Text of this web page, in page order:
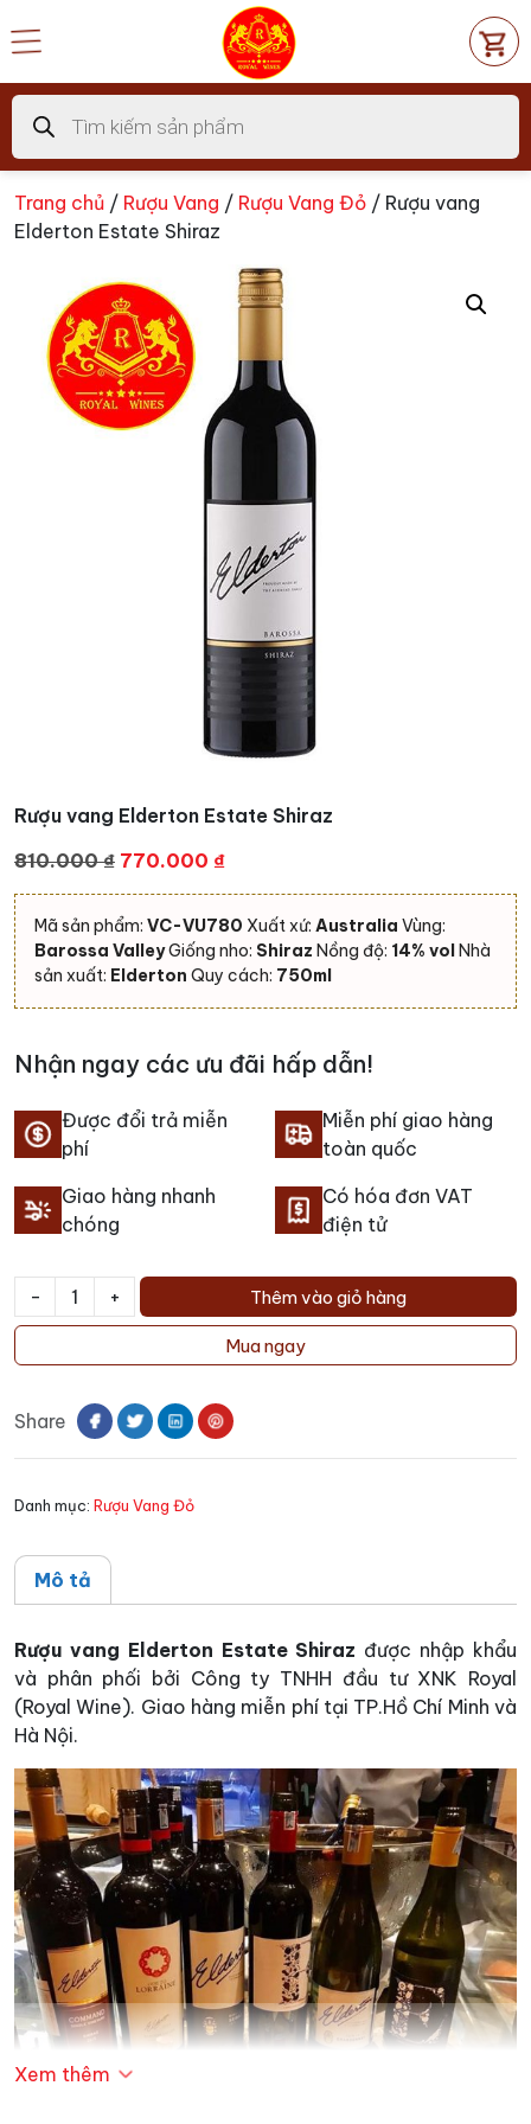
đến
dung
Tìm
kiếm
sản
phẩm
Trang chủ / Rượu Vang / Rượu Vang Đỏ / Rượu vang
Elderton Estate Shiraz
Rượu vang Elderton Estate Shiraz
810.000₫ Giá
gốc
là:
810.000 ₫.
770.000 ₫Giá
hiện
tại
là:
770.000 ₫.
Mã sản phẩm: VC-VU780 Xuất xứ: Australia Vùng:
Barossa ValleyGiống nho: Shiraz Nồng độ: 14% volNhà
sản xuất: Elderton Quy cách: 750ml
Nhận ngay các ưu đãi hấp dẫn!
Được đổi trả miễn
phí
Miễn phí giao hàng
toàn quốc
Giao hàng nhanh
chóng
Có hóa đơn VAT
điện tử
-
Rượu
Elderton
Shiraz
+ Thêm vào giỏ hàng
Mua ngay
Share
Danh mục: Rượu Vang Đỏ
Mô tả
Rượu vang Elderton Estate Shiraz được nhập khẩu
và phân phối bởi Công ty TNHH đầu tư XNK Royal
(Royal Wine). Giao hàng miễn phí tại TP.Hồ Chí Minh và
Hà Nội.
Xem thêm